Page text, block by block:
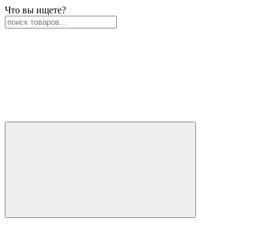
Что вы ищете?